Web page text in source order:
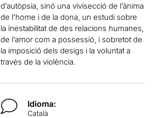
d’autòpsia, sinó una vivisecció de l’ànima
de l’home i de la dona, un estudi sobre
la inestabilitat de des relacions humanes,
de l’amor com a possessió, i sobretot de
la imposició dels desigs i la voluntat a
través de la violència.
Idioma:
Català